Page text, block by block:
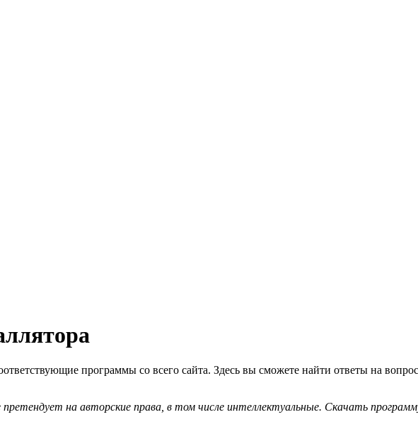
программы со всего сайта. Здесь вы сможете найти ответы на
на авторские права, в том числе интеллектуальные. Скачать